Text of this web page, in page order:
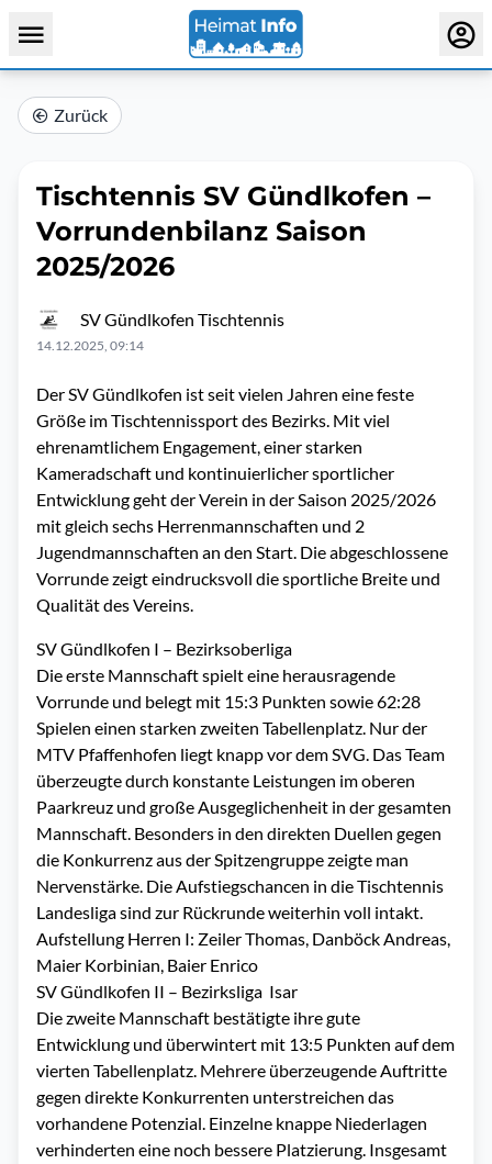
Zurück
Tischtennis SV Gündlkofen –
Vorrundenbilanz Saison
2025/2026
SV Gündlkofen Tischtennis
14.12.2025, 09:14
Der SV Gündlkofen ist seit vielen Jahren eine feste
Größe im Tischtennissport des Bezirks. Mit viel
ehrenamtlichem Engagement, einer starken
Kameradschaft und kontinuierlicher sportlicher
Entwicklung geht der Verein in der Saison 2025/2026
mit gleich sechs Herrenmannschaften und 2
Jugendmannschaften an den Start. Die abgeschlossene
Vorrunde zeigt eindrucksvoll die sportliche Breite und
Qualität des Vereins.
SV Gündlkofen I – Bezirksoberliga
Die erste Mannschaft spielt eine herausragende
Vorrunde und belegt mit 15:3 Punkten sowie 62:28
Spielen einen starken zweiten Tabellenplatz. Nur der
MTV Pfaffenhofen liegt knapp vor dem SVG. Das Team
überzeugte durch konstante Leistungen im oberen
Paarkreuz und große Ausgeglichenheit in der gesamten
Mannschaft. Besonders in den direkten Duellen gegen
die Konkurrenz aus der Spitzengruppe zeigte man
Nervenstärke. Die Aufstiegschancen in die Tischtennis
Landesliga sind zur Rückrunde weiterhin voll intakt.
Aufstellung Herren I: Zeiler Thomas, Danböck Andreas,
Maier Korbinian, Baier Enrico
SV Gündlkofen II – Bezirksliga Isar
Die zweite Mannschaft bestätigte ihre gute
Entwicklung und überwintert mit 13:5 Punkten auf dem
vierten Tabellenplatz. Mehrere überzeugende Auftritte
gegen direkte Konkurrenten unterstreichen das
vorhandene Potenzial. Einzelne knappe Niederlagen
verhinderten eine noch bessere Platzierung. Insgesamt